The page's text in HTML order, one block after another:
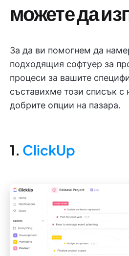
можете да
За да ви помогнем да
подходящия софтуер за
процеси за вашите
съставихме този списък с
добрите опции на пазара.
1. ClickUp